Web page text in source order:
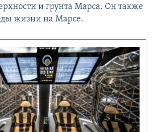
и грунта Марса. Он также
жизни на Марсе.